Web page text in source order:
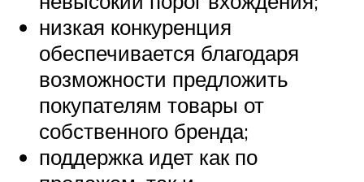
низкая конкуренция
обеспечивается благодаря
возможности предложить
покупателям товары от
собственного бренда;
поддержка идет как по